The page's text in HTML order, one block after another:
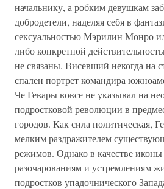
начальнику, а робким девушкам
добродетели, наделяя себя в
сексуальностью Мэрилин Монро
либо конкретной
не связаны. Висевший некогда на
спален портрет командира
Че Гевары вовсе не указывал на
подростковой революции в
городов. Как сила политическая,
мелким раздражителем
режимов. Однако в качестве
разочарованиям и устремлениям
подростков упадочнического